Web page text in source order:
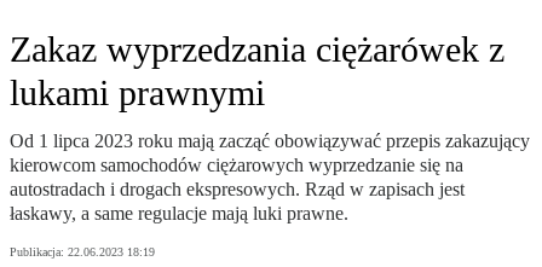
Zakaz wyprzedzania ciężarówek z
lukami prawnymi
Od 1 lipca 2023 roku mają zacząć obowiązywać przepis zakazujący
kierowcom samochodów ciężarowych wyprzedzanie się na
autostradach i drogach ekspresowych. Rząd w zapisach jest
łaskawy, a same regulacje mają luki prawne.
Publikacja: 22.06.2023 18:19